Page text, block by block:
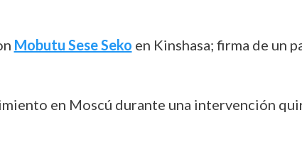
Mobutu Sese Seko en Kinshasa; firma de un
en Moscú durante una intervención